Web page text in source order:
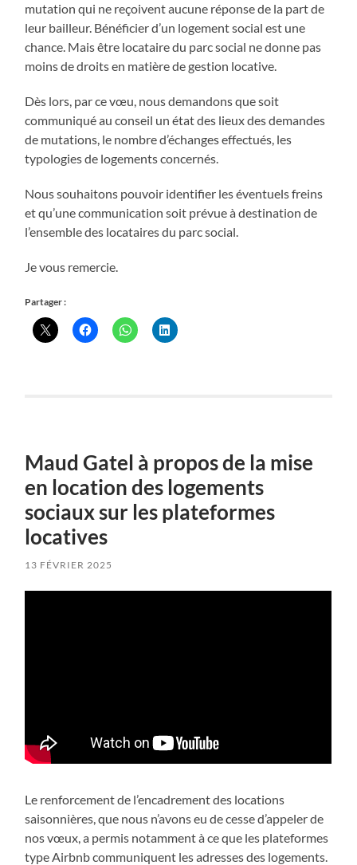
mutation qui ne reçoivent aucune réponse de la part de
leur bailleur. Bénéficier d’un logement social est une
chance. Mais être locataire du parc social ne donne pas
moins de droits en matière de gestion locative.
Dès lors, par ce vœu, nous demandons que soit
communiqué au conseil un état des lieux des demandes
de mutations, le nombre d’échanges effectués, les
typologies de logements concernés.
Nous souhaitons pouvoir identifier les éventuels freins
et qu’une communication soit prévue à destination de
l’ensemble des locataires du parc social.
Je vous remercie.
Partager :
Maud Gatel à propos de la mise
en location des logements
sociaux sur les plateformes
locatives
13 FÉVRIER 2025
Le renforcement de l’encadrement des locations
saisonnières, que nous n’avons eu de cesse d’appeler de
nos vœux, a permis notamment à ce que les plateformes
type Airbnb communiquent les adresses des logements.